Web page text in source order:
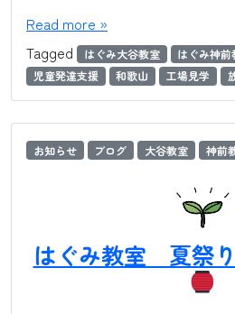
Read more »
Tagged
はぐみ大谷教室 はぐみ神前
児童発達支援
和歌山 工場見学
お知らせ ブログ 大谷教室 神前
はぐみ教室 夏祭